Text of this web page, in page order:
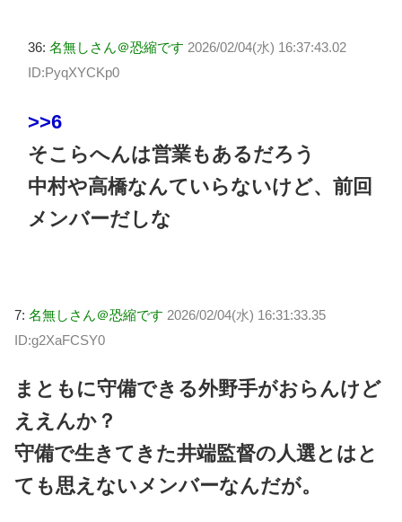
36: 名無しさん＠恐縮です 2026/02/04(水) 16:37:43.02
ID:PyqXYCKp0
>>6
そこらへんは営業もあるだろう
中村や高橋なんていらないけど、前回
メンバーだしな
7: 名無しさん＠恐縮です 2026/02/04(水) 16:31:33.35
ID:g2XaFCSY0
まともに守備できる外野手がおらんけど
ええんか？
守備で生きてきた井端監督の人選とはと
ても思えないメンバーなんだが。